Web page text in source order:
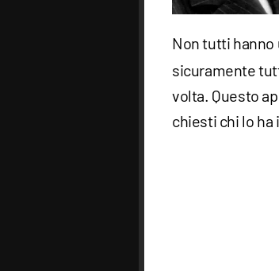
Non tutti
sicuramente
volta. Questo
chiesti chi lo ha